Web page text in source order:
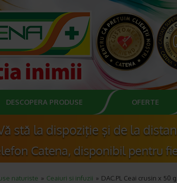
DESCOPERA PRODUSE OFERTE
naturiste Ceaiuri si infuzii DAC.PL Ceai crusin x 50 g